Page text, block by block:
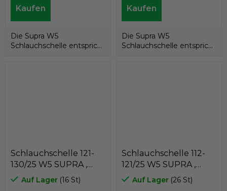
Die Supra W5
Schlauchschelle entspricht
Die Supra W5
Schlauchschelle entspricht
Schlauchschelle 121-
130/25 W5 SUPRA ,
MIKALOR 03013868
Auf Lager (16 St)
Schlauchschelle 112-
121/25 W5 SUPRA ,
MIKALOR 03013850
Auf Lager (26 St)